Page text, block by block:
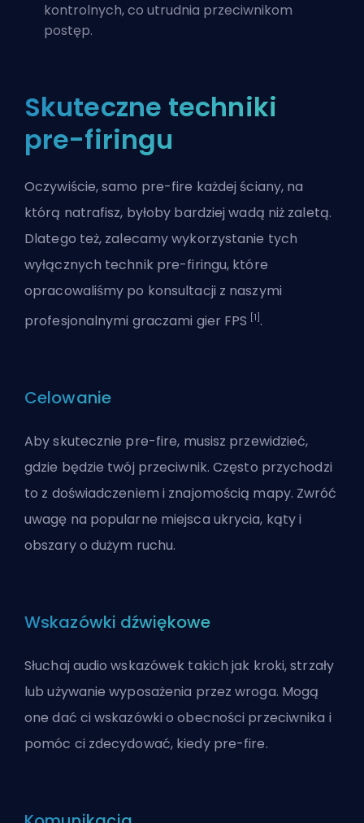
kontrolnych, co utrudnia przeciwnikom
postęp.
Skuteczne techniki
pre-firingu
Oczywiście, samo pre-fire każdej ściany, na
którą natrafisz, byłoby bardziej wadą niż zaletą.
Dlatego też, zalecamy wykorzystanie tych
wyłącznych technik pre-firingu, które
opracowaliśmy po konsultacji z naszymi
profesjonalnymi graczami gier FPS
[1] .
Celowanie
Aby skutecznie pre-fire, musisz przewidzieć,
gdzie będzie twój przeciwnik. Często przychodzi
to z doświadczeniem i znajomością mapy. Zwróć
uwagę na popularne miejsca ukrycia, kąty i
obszary o dużym ruchu.
Wskazówki dźwiękowe
Słuchaj audio wskazówek takich jak kroki, strzały
lub używanie wyposażenia przez wroga. Mogą
one dać ci wskazówki o obecności przeciwnika i
pomóc ci zdecydować, kiedy pre-fire.